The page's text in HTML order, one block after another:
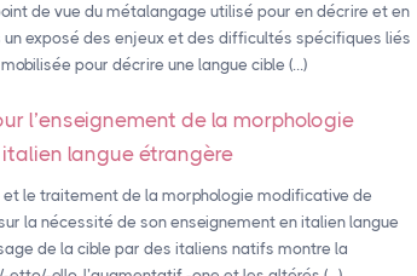
de vue du métalangage utilisé pour en décrire et en
exposé des enjeux et des difficultés spécifiques liés
pour décrire une langue cible (…)
l’enseignement de la morphologie
langue étrangère
et le traitement de la morphologie modificative de
la nécessité de son enseignement en italien langue
de la cible par des italiens natifs montre la